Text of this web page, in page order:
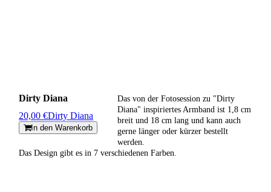
Dirty Diana
20,00 €Dirty Diana
In den Warenkorb
Das von der Fotosession zu "Dirty
Diana" inspiriertes Armband ist 1,8 cm
breit und 18 cm lang und kann auch
gerne länger oder kürzer bestellt
werden.
Das Design gibt es in 7 verschiedenen Farben.